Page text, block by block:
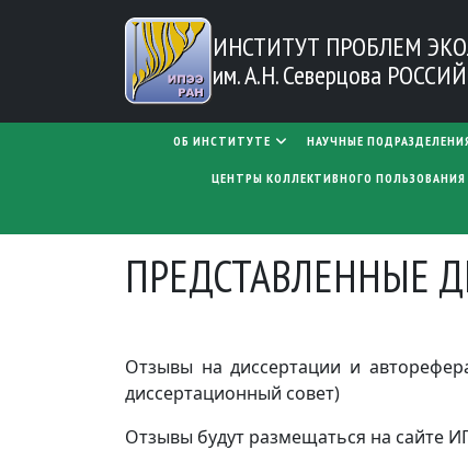
Перейти к основному содержанию
ИНСТИТУТ ПРОБЛЕМ
им. А.Н. Северцова
MAIN NAVIGATION
ОБ ИНСТИТУТЕ НАУЧНЫЕ
ЦЕНТРЫ КОЛЛЕКТИВНОГО ПОЛЬЗОВАНИЯ
ПРЕДСТАВЛЕННЫЕ
Отзывы на диссертации и
диссертационный совет)
Отзывы будут размещаться на сайте